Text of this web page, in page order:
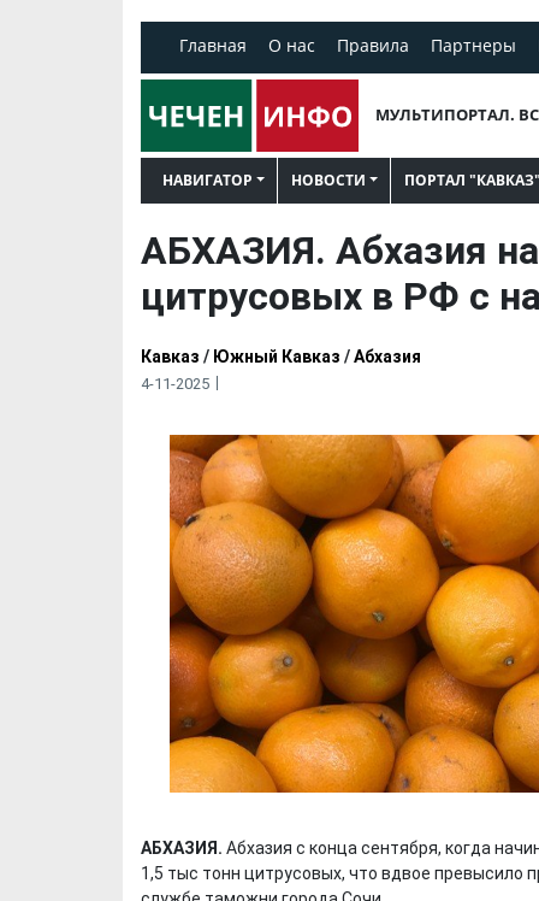
Главная О нас Правила Партнеры
МУЛЬТИПОРТАЛ.
НАВИГАТОР НОВОСТИ ПОРТАЛ "КАВКАЗ"
АБХАЗИЯ. Абхазия
цитрусовых в РФ с
Кавказ / Южный Кавказ /Абхазия
4-11-2025
АБХАЗИЯ. Абхазия с конца сентября, когда
1,5 тыс тонн цитрусовых, что вдвое превысило